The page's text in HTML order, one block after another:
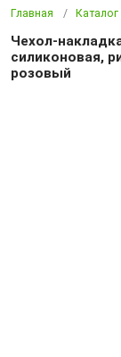
Главная
Чехол-
силиконовая,
розовый